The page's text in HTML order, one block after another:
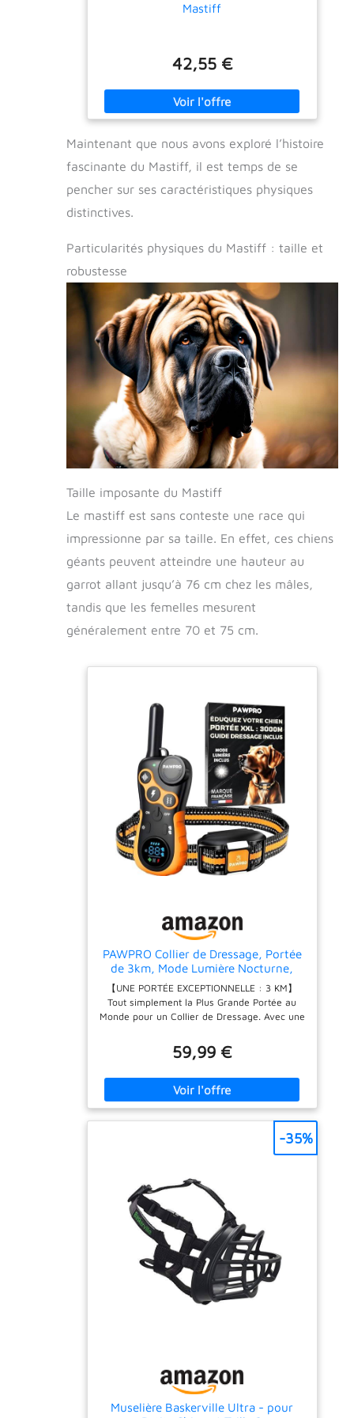
Mastiff
42,55 €
Maintenant que nous avons exploré l’histoire
fascinante du Mastiff, il est temps de se
pencher sur ses caractéristiques physiques
distinctives.
Particularités physiques du Mastiff : taille et
robustesse
Taille imposante du Mastiff
Le mastiff est sans conteste une race qui
impressionne par sa taille. En effet, ces chiens
géants peuvent atteindre une hauteur au
garrot allant jusqu’à 76 cm chez les mâles,
tandis que les femelles mesurent
généralement entre 70 et 75 cm.
PAWPRO Collier de Dressage, Portée
de 3km, Mode Lumière Nocturne,
Guide de Dressage Inclus, 124
Niveaux d’Entraînement, BIP
Vibration Choc, Adapté à Tous Les
Chiens, Étanche Rechargeable,
【UNE PORTÉE EXCEPTIONNELLE : 3 KM】
Tout simplement la Plus Grande Portée au
Monde pour un Collier de Dressage. Avec une
désormais éduquer votre chien en extérieur
en toute Liberté, même à une Distance
environnements urbains ou naturels. Balades
en Forêt, Randonnées ou Sorties à la Plage,
télécommande PAWPRO à double canal, vous
pouvez même dresser deux chiens en
simultané jusqu’à 3 km. 【MODE LUMIÈRE ET
ADIEU aux Aboiements, aux Tirages en laisse
et aux autres Comportements Indésirables
grâce à notre Collier de Dressage Ultra-
Performant. Il propose 4 Modes de Dressage
Sécurisés : Bip (1 à 8 niveaux), Vibration (1 à
16 niveaux), Choc sécurisé (1 à 99 niveaux) et
Mode Lumière Nocturne. Ajustez facilement
les niveaux de stimulation pour répondre aux
Besoins Spécifiques de votre chien et
Offrons un Guide de Dressage Complet qui
vous vous aidera à Exploiter Pleinement
votre Collier de Dressage PAWPRO Ultimate.
Vous y trouverez des Conseils d’Experts et
59,99 €
Muselière Baskerville Ultra - pour
-35%